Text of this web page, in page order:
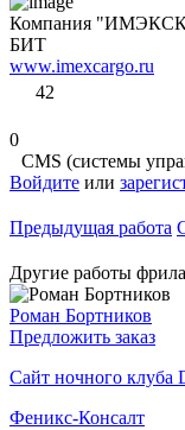
Компания
БИТ
www.imexcargo.ru
42
0
CMS (системы
Войдите или
Предыдущая работа
Другие работы
Роман Бортников
Предложить заказ
Сайт ночного клуба
Феникс-Консалт